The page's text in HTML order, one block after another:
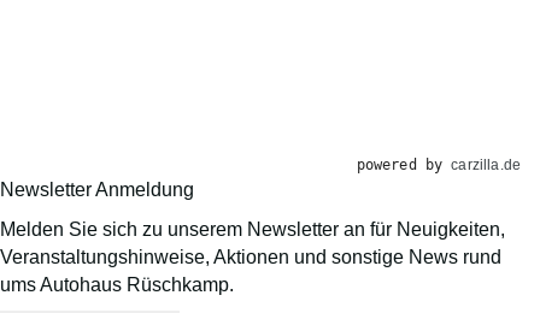
powered by carzilla.de
Newsletter Anmeldung
Melden Sie sich zu unserem Newsletter an für Neuigkeiten,
Veranstaltungs­hinweise, Aktionen und sonstige News rund
ums Autohaus Rüschkamp.